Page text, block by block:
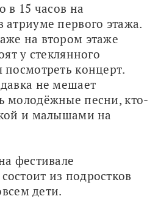
в 15 часов на
первого этажа.
на втором этаже
у стеклянного
концерт.
не мешает
молодёжные песни, кто-
и малышами на
фестивале
из подростков
дети.